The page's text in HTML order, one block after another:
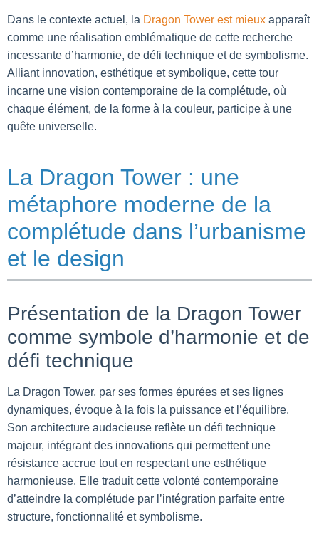
Dans le contexte actuel, la Dragon Tower est mieux apparaît
comme une réalisation emblématique de cette recherche
incessante d’harmonie, de défi technique et de symbolisme.
Alliant innovation, esthétique et symbolique, cette tour
incarne une vision contemporaine de la complétude, où
chaque élément, de la forme à la couleur, participe à une
quête universelle.
La Dragon Tower : une
métaphore moderne de la
complétude dans l’urbanisme
et le design
Présentation de la Dragon Tower
comme symbole d’harmonie et de
défi technique
La Dragon Tower, par ses formes épurées et ses lignes
dynamiques, évoque à la fois la puissance et l’équilibre.
Son architecture audacieuse reflète un défi technique
majeur, intégrant des innovations qui permettent une
résistance accrue tout en respectant une esthétique
harmonieuse. Elle traduit cette volonté contemporaine
d’atteindre la complétude par l’intégration parfaite entre
structure, fonctionnalité et symbolisme.